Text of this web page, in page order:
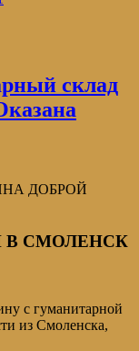
склад
ДОБРОЙ
СМОЛЕНСК
с гуманитарной
из Смоленска,